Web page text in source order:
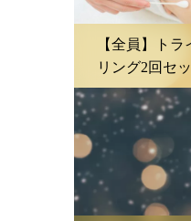
【全員】ト
リング2回セ